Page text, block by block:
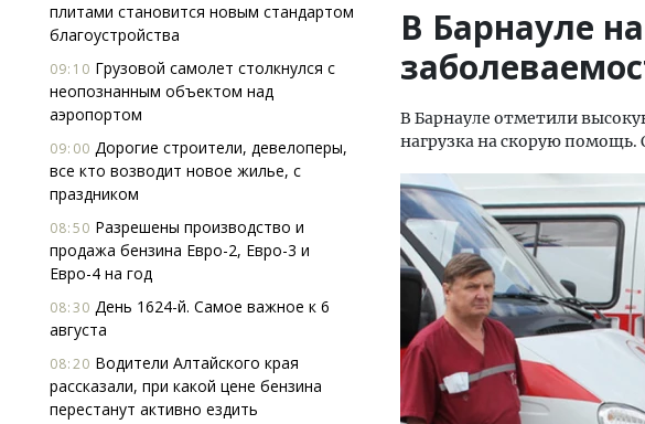
плитами становится новым стандартом
благоустройства
09:10 Грузовой самолет столкнулся с
неопознанным объектом над
аэропортом
09:00 Дорогие строители, девелоперы,
все кто возводит новое жилье, с
праздником
08:50 Разрешены производство и
продажа бензина Евро-2, Евро-3 и
Евро-4 на год
08:30 День 1624-й. Самое важное к 6
августа
08:20 Водители Алтайского края
рассказали, при какой цене бензина
перестанут активно ездить
В Барнауле
В Барнауле отметили
нагрузка на скорую помощь.